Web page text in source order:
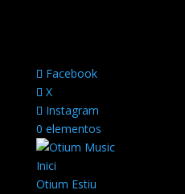
Facebook
X
Instagram
0 elementos
Inici
Otium Estiu